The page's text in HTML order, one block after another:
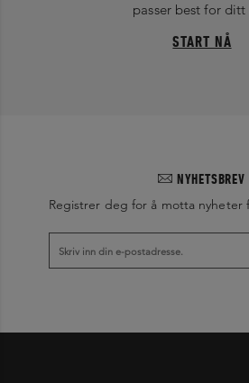
passer best for ditt
START NÅ
NYHETSBREV
Registrer deg for å motta nyheter